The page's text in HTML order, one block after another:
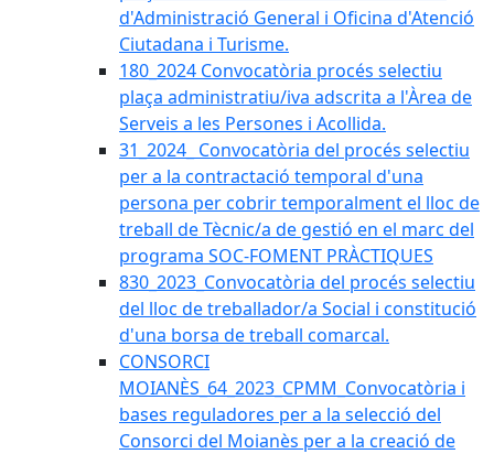
d'Administració General i Oficina d'Atenció
Ciutadana i Turisme.
180_2024 Convocatòria procés selectiu
plaça administratiu/iva adscrita a l'Àrea de
Serveis a les Persones i Acollida.
31_2024_ Convocatòria del procés selectiu
per a la contractació temporal d'una
persona per cobrir temporalment el lloc de
treball de Tècnic/a de gestió en el marc del
programa SOC-FOMENT PRÀCTIQUES
830_2023_Convocatòria del procés selectiu
del lloc de treballador/a Social i constitució
d'una borsa de treball comarcal.
CONSORCI
MOIANÈS_64_2023_CPMM_Convocatòria i
bases reguladores per a la selecció del
Consorci del Moianès per a la creació de